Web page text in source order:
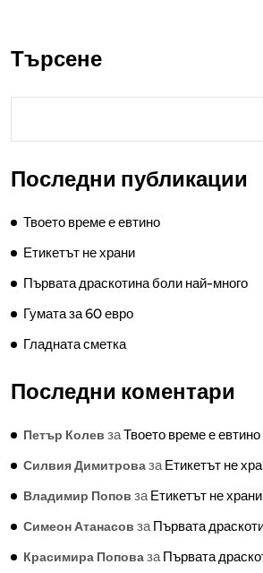
Търсене
Последни публикации
Твоето време е евтино
Етикетът не храни
Първата драскотина боли най-много
Гумата за 60 евро
Гладната сметка
Последни коментари
Петър Колев заТвоето време е евтино
Силвия ДимитровазаЕтикетът не
Владимир Попов заЕтикетът не храни
Симеон Атанасов заПървата
Красимира ПоповазаПървата